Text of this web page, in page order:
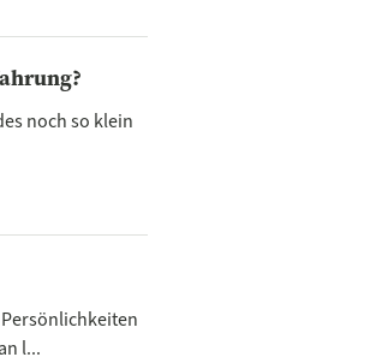
noch so klein
l...